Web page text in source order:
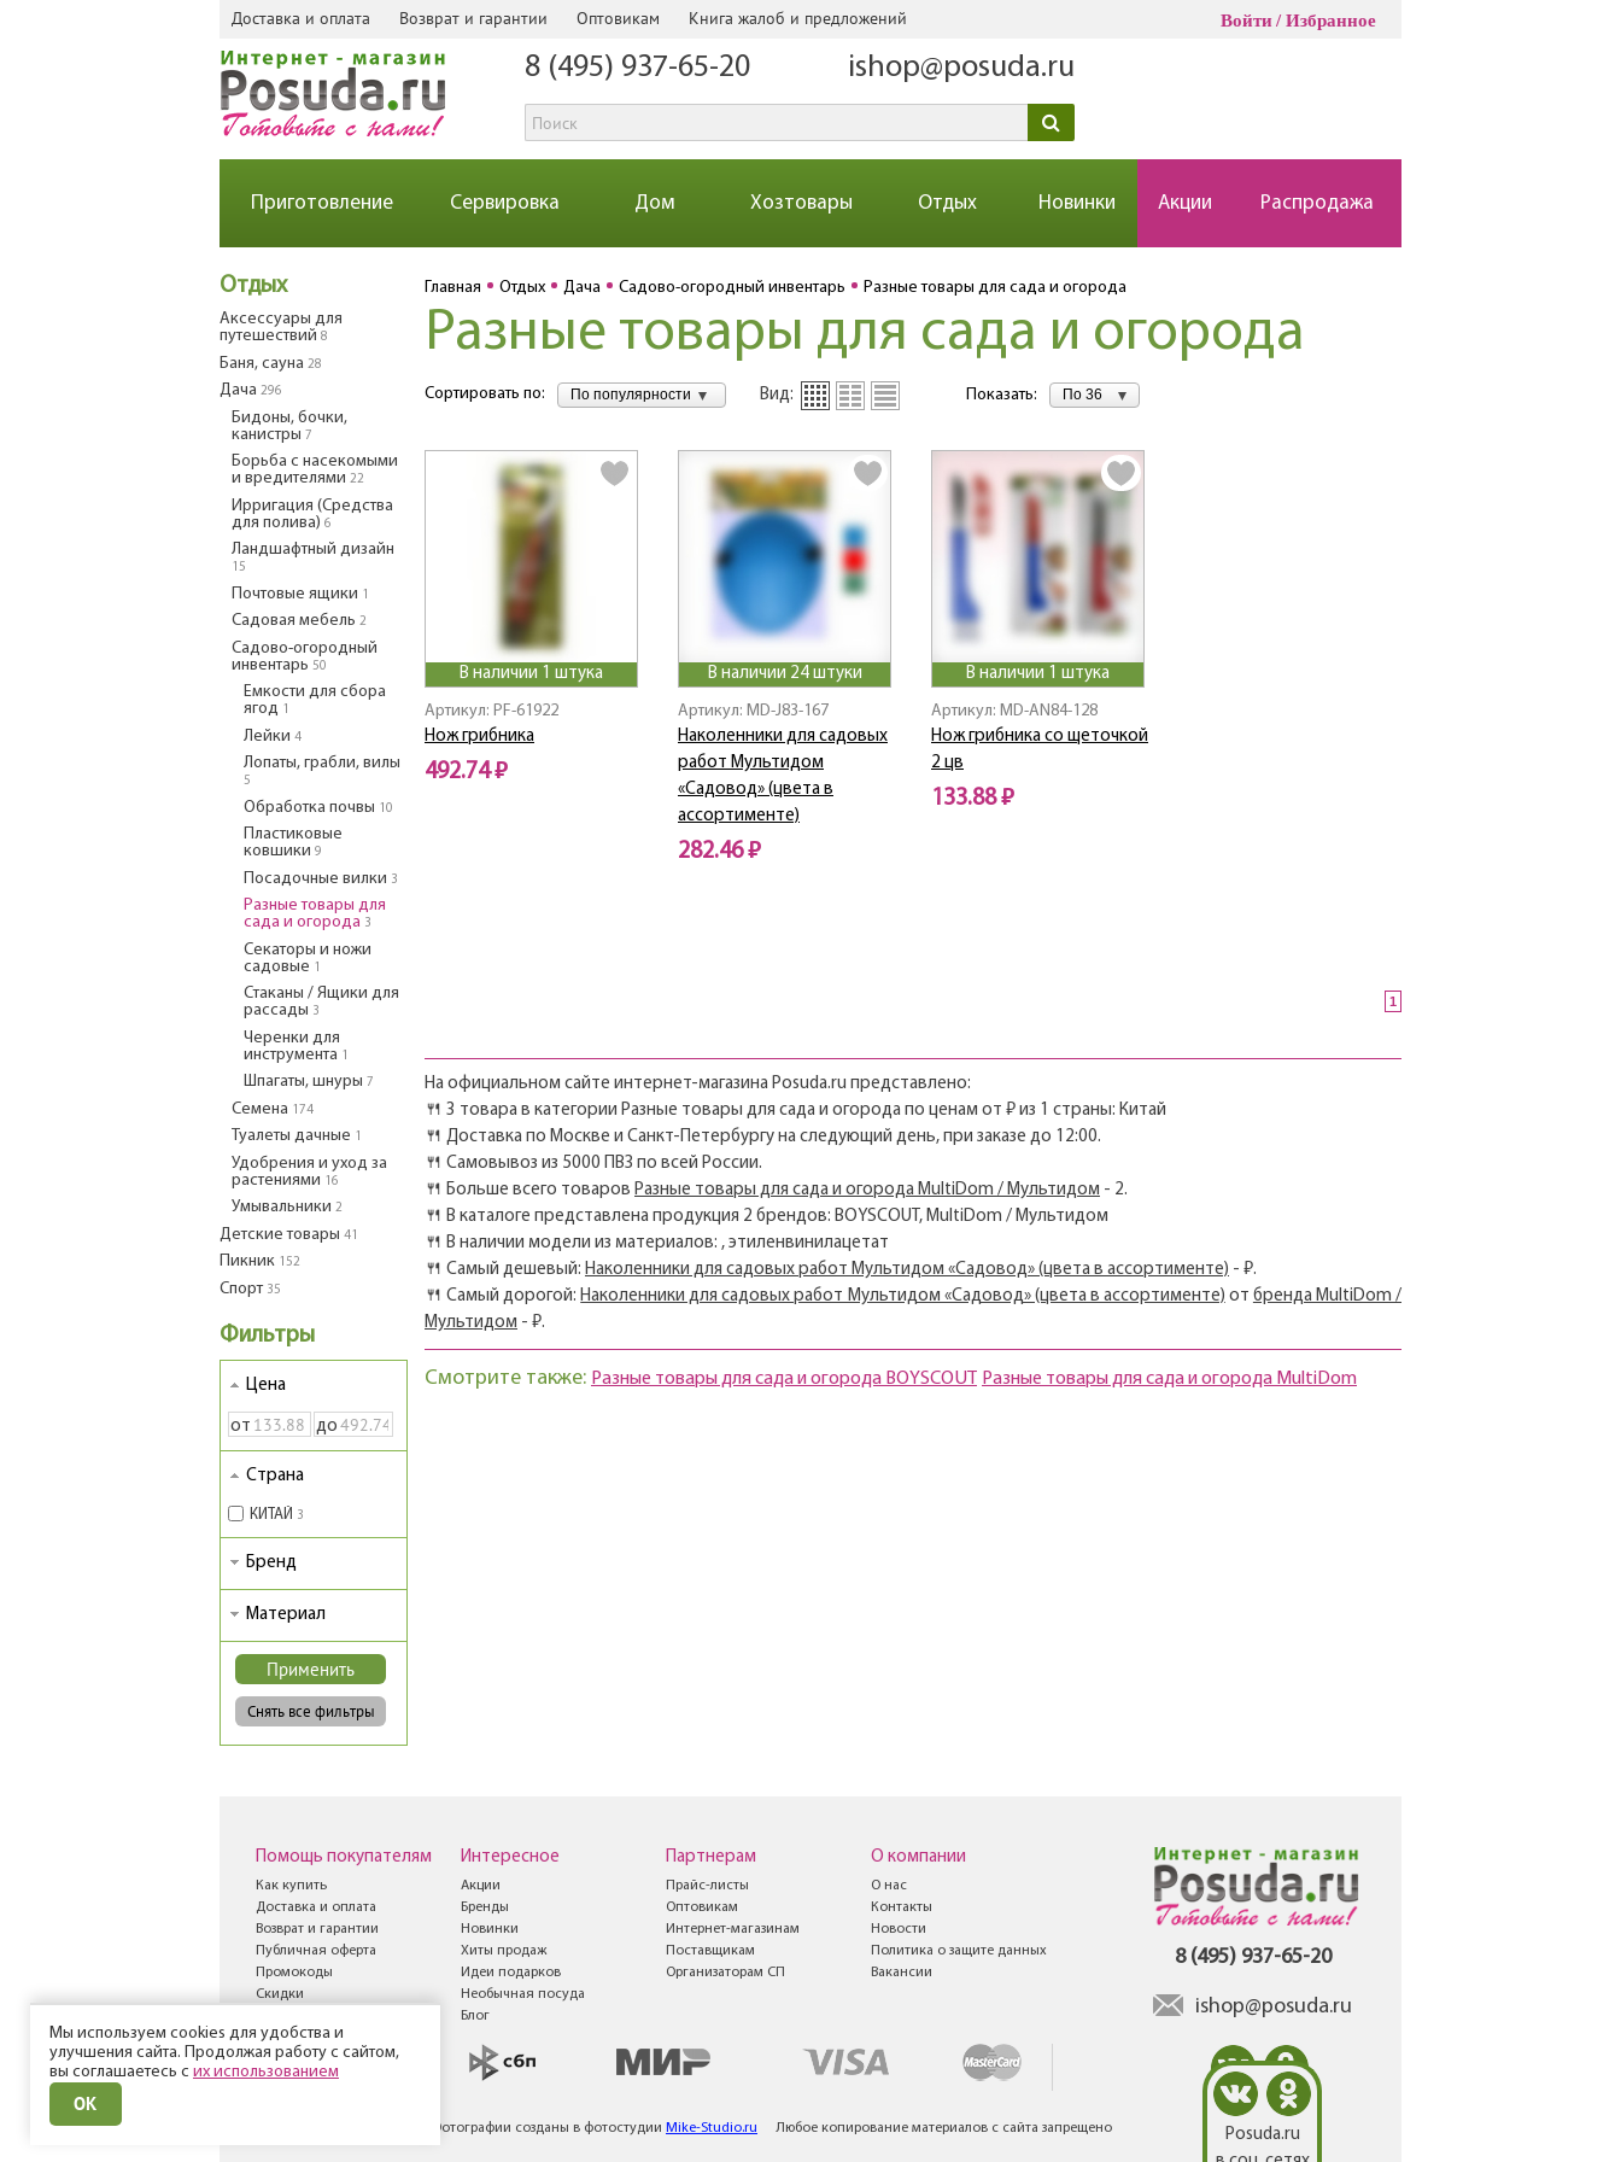
Доставка и оплата Возврат и гарантии Оптовикам Книга жалоб и предложений Войти Избранное
8 (495) 937-65-20 ishop@posuda.ru
Приготовление Сервировка Дом Хозтовары Отдых Новинки Акции Распродажа
Отдых
Аксессуары для
путешествий 8
Баня, сауна 28
Дача 296
Бидоны, бочки,
канистры 7
Борьба с насекомыми
и вредителями 22
Ирригация (Средства
для полива) 6
Ландшафтный дизайн
15
Почтовые ящики 1
Садовая мебель 2
Садово-огородный
инвентарь 50
Емкости для сбора
ягод 1
Лейки 4
Лопаты, грабли, вилы
5
Обработка почвы 10
Пластиковые
ковшики 9
Посадочные вилки 3
Разные товары для
сада и огорода 3
Секаторы и ножи
садовые 1
Стаканы / Ящики для
рассады 3
Черенки для
инструмента 1
Шпагаты, шнуры 7
Семена 174
Туалеты дачные 1
Удобрения и уход за
растениями 16
Умывальники 2
Детские товары 41
Пикник 152
Спорт 35
Фильтры
Цена
от до
Страна
КИТАЙ 3
Бренд
Материал
Главная Отдых Дача Садово-огородный инвентарь Разные товары для сада и огорода
Разные товары для сада и огорода
Сортировать по: По популярности Вид: Показать: По 36
В наличии 1 штука
Артикул: PF-61922
Нож грибника
492.74 ₽
В наличии 24 штуки
Артикул: MD-J83-167
Наколенники для садовых
работ Мультидом
«Садовод» (цвета в
ассортименте)
282.46 ₽
В наличии 1 штука
Артикул: MD-AN84-128
Нож грибника со щеточкой
2 цв
133.88 ₽
1
На официальном сайте интернет-магазина Posuda.ru представлено:
🍴 3 товара в категории Разные товары для сада и огорода по ценам от ₽ из 1 страны: Китай
🍴 Доставка по Москве и Санкт-Петербургу на следующий день, при заказе до 12:00.
🍴 Самовывоз из 5000 ПВЗ по всей России.
🍴 Больше всего товаров Разные товары для сада и огорода MultiDom / Мультидом - 2.
🍴 В каталоге представлена продукция 2 брендов: BOYSCOUT, MultiDom / Мультидом
🍴 В наличии модели из материалов: , этиленвинилацетат
🍴 Самый дешевый: Наколенники для садовых работ Мультидом «Садовод» (цвета в ассортименте) - ₽.
🍴 Самый дорогой:Наколенники для садовых работ Мультидом «Садовод» (цвета в ассортименте) от бренда MultiDom /
Мультидом - ₽.
Смотрите также: Разные товары для сада и огорода BOYSCOUT Разные товары для сада и огорода MultiDom
8 (495) 937-65-20
ishop@posuda.ru
Помощь покупателям
Как купить
Доставка и оплата
Возврат и гарантии
Публичная оферта
Промокоды
Скидки
предложений
Интересное
Акции
Бренды
Новинки
Хиты продаж
Идеи подарков
Необычная посуда
Блог
Партнерам
Прайс-листы
Оптовикам
Интернет-магазинам
Поставщикам
Организаторам СП
О компании
О нас
Контакты
Новости
Политика о защите данных
Вакансии
Posuda.ru
Фотографии созданы в фотостудии Mike-Studio.ru Любое копирование материалов с сайта запрещено
Мы используем cookies для удобства и
улучшения сайта. Продолжая работу с сайтом,
вы соглашаетесь с их использованием
ОК